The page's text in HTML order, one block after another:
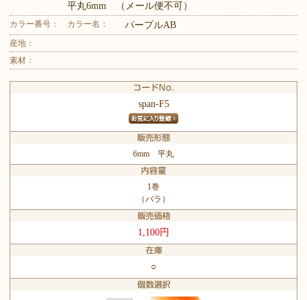
平丸6mm （メール便不可）
カラー番号： カラー名： パープルAB
産地：
素材：
span-F5
6mm 平丸
1巻
（バラ）
1,100円
○